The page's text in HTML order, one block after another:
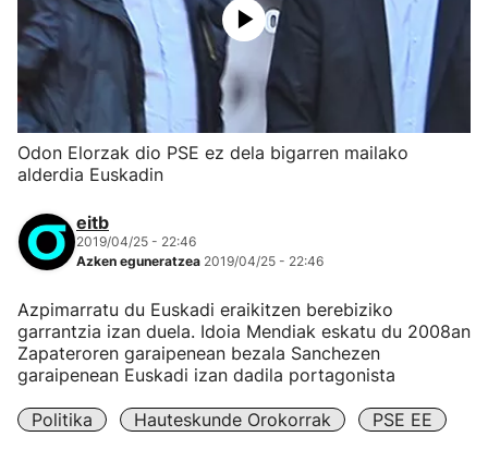
Odon Elorzak dio PSE ez dela bigarren mailako
alderdia Euskadin
eitb
2019/04/25 - 22:46
Azken eguneratzea 2019/04/25 - 22:46
Azpimarratu du Euskadi eraikitzen berebiziko
garrantzia izan duela. Idoia Mendiak eskatu du 2008an
Zapateroren garaipenean bezala Sanchezen
garaipenean Euskadi izan dadila portagonista
Politika Hauteskunde Orokorrak PSE EE